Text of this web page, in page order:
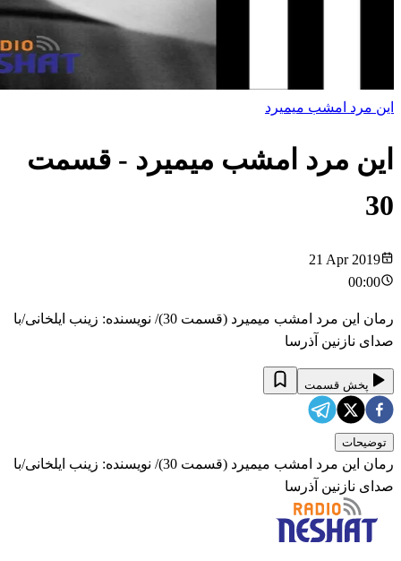
این مرد امشب میمیرد
این مرد امشب میمیرد - قسمت
30
21 Apr 2019
00:00
رمان این مرد امشب میمیرد (قسمت 30)/ نویسنده: زینب ایلخانی/با
صدای نازنین آذرسا
پخش قسمت
توضیحات
رمان این مرد امشب میمیرد (قسمت 30)/ نویسنده: زینب ایلخانی/با
صدای نازنین آذرسا